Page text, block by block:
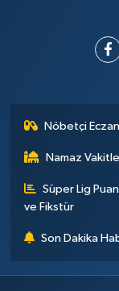
Nöbetçi
Namaz
Süper Lig
ve Fikstür
Son Dakika